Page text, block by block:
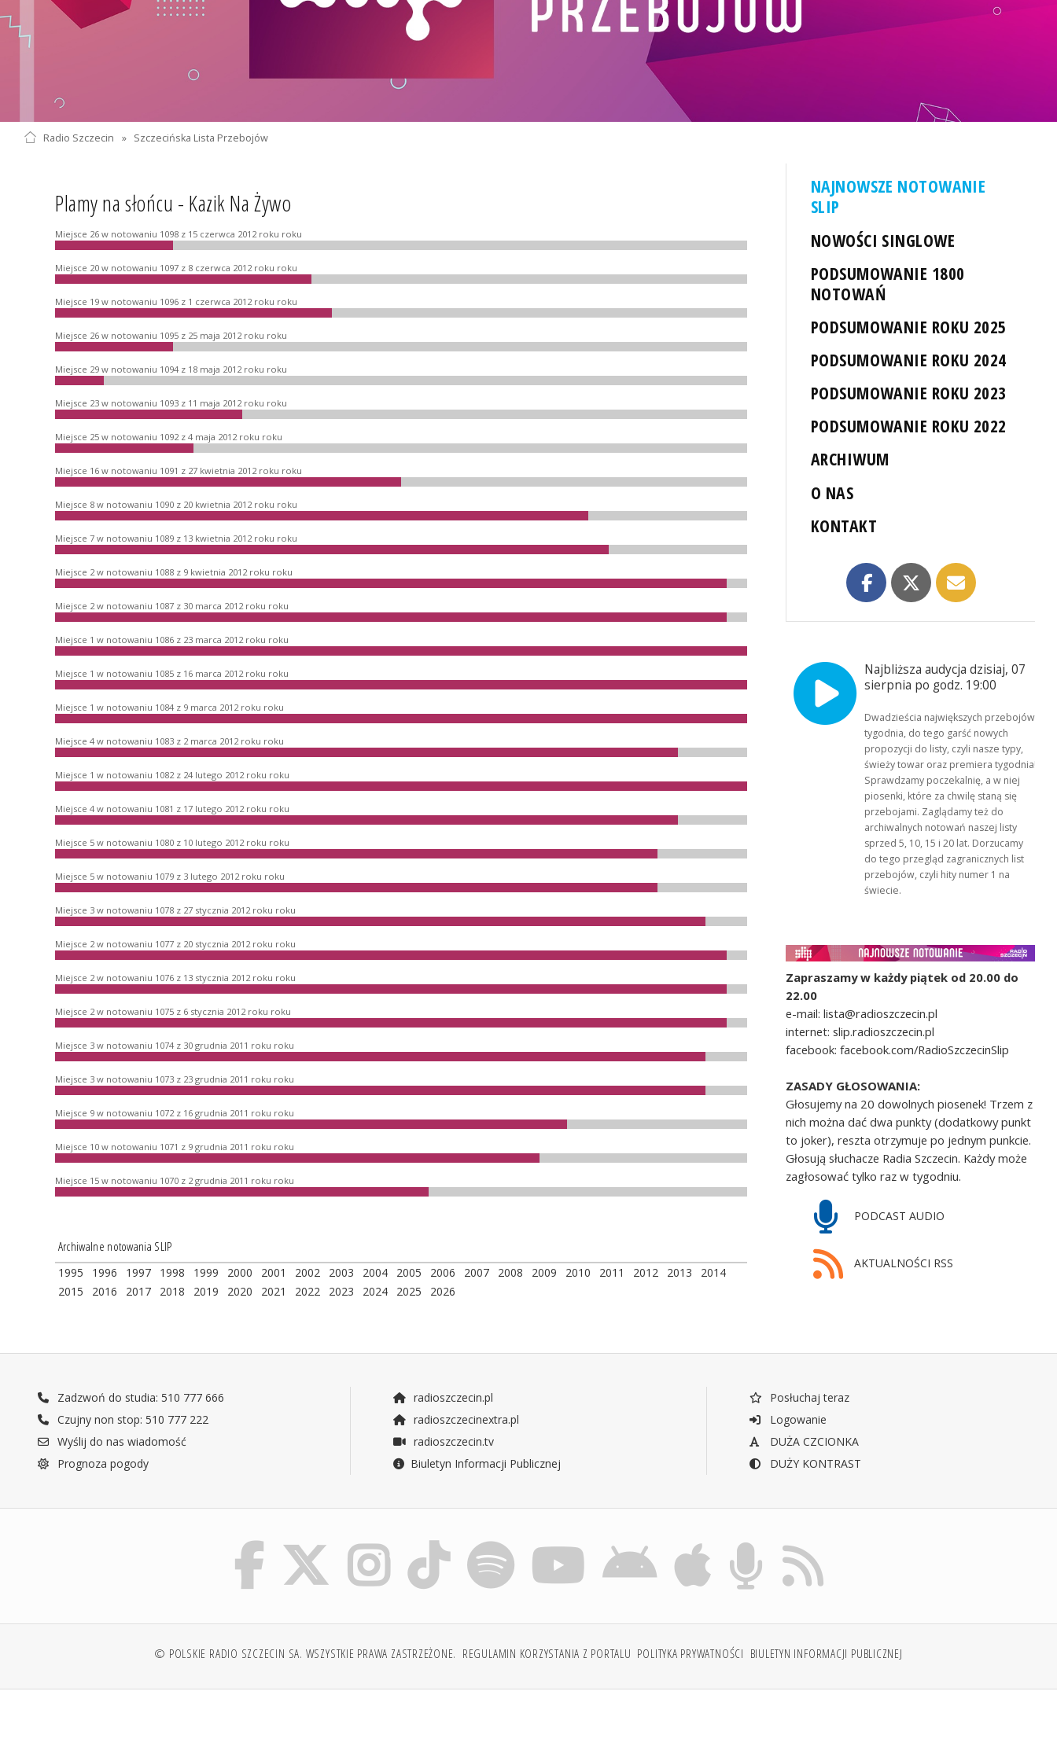
Radio Szczecin » Szczecińska Lista Przebojów
Plamy na słońcu - Kazik Na Żywo
Miejsce 26 w notowaniu 1098 z 15 czerwca 2012 roku roku
Miejsce 20 w notowaniu 1097 z 8 czerwca 2012 roku roku
Miejsce 19 w notowaniu 1096 z 1 czerwca 2012 roku roku
Miejsce 26 w notowaniu 1095 z 25 maja 2012 roku roku
Miejsce 29 w notowaniu 1094 z 18 maja 2012 roku roku
Miejsce 23 w notowaniu 1093 z 11 maja 2012 roku roku
Miejsce 25 w notowaniu 1092 z 4 maja 2012 roku roku
Miejsce 16 w notowaniu 1091 z 27 kwietnia 2012 roku roku
Miejsce 8 w notowaniu 1090 z 20 kwietnia 2012 roku roku
Miejsce 7 w notowaniu 1089 z 13 kwietnia 2012 roku roku
Miejsce 2 w notowaniu 1088 z 9 kwietnia 2012 roku roku
Miejsce 2 w notowaniu 1087 z 30 marca 2012 roku roku
Miejsce 1 w notowaniu 1086 z 23 marca 2012 roku roku
Miejsce 1 w notowaniu 1085 z 16 marca 2012 roku roku
Miejsce 1 w notowaniu 1084 z 9 marca 2012 roku roku
Miejsce 4 w notowaniu 1083 z 2 marca 2012 roku roku
Miejsce 1 w notowaniu 1082 z 24 lutego 2012 roku roku
Miejsce 4 w notowaniu 1081 z 17 lutego 2012 roku roku
Miejsce 5 w notowaniu 1080 z 10 lutego 2012 roku roku
Miejsce 5 w notowaniu 1079 z 3 lutego 2012 roku roku
Miejsce 3 w notowaniu 1078 z 27 stycznia 2012 roku roku
Miejsce 2 w notowaniu 1077 z 20 stycznia 2012 roku roku
Miejsce 2 w notowaniu 1076 z 13 stycznia 2012 roku roku
Miejsce 2 w notowaniu 1075 z 6 stycznia 2012 roku roku
Miejsce 3 w notowaniu 1074 z 30 grudnia 2011 roku roku
Miejsce 3 w notowaniu 1073 z 23 grudnia 2011 roku roku
Miejsce 9 w notowaniu 1072 z 16 grudnia 2011 roku roku
Miejsce 10 w notowaniu 1071 z 9 grudnia 2011 roku roku
Miejsce 15 w notowaniu 1070 z 2 grudnia 2011 roku roku
Archiwalne notowania SLIP
1995 1996 1997 1998 1999 2000 2001 2002 2003 2004 2005 2006 2007 2008 2009 2010 2011 2012 2013
2014
2015
2016 2017 2018 2019 2020 2021 2022 2023 2024 2025 2026
NAJNOWSZE NOTOWANIE
SLIP
NOWOŚCI SINGLOWE
PODSUMOWANIE 1800
NOTOWAŃ
PODSUMOWANIE ROKU 2025
PODSUMOWANIE ROKU 2024
PODSUMOWANIE ROKU 2023
PODSUMOWANIE ROKU 2022
ARCHIWUM
O NAS
KONTAKT
Najbliższa audycja dzisiaj, 07
sierpnia po godz. 19:00
Dwadzieścia największych przebojów
tygodnia, do tego garść nowych
propozycji do listy, czyli nasze typy,
świeży towar oraz premiera tygodnia!
Sprawdzamy poczekalnię, a w niej
piosenki, które za chwilę staną się
przebojami. Zaglądamy też do
archiwalnych notowań naszej listy
sprzed 5, 10, 15 i 20 lat. Dorzucamy
do tego przegląd zagranicznych list
przebojów, czyli hity numer 1 na
świecie.
Zapraszamy w każdy piątek od 20.00 do
22.00
e-mail: lista@radioszczecin.pl
internet: slip.radioszczecin.pl
facebook: facebook.com/RadioSzczecinSlip
ZASADY GŁOSOWANIA:
Głosujemy na 20 dowolnych piosenek! Trzem z
nich można dać dwa punkty (dodatkowy punkt
to joker), reszta otrzymuje po jednym punkcie.
Głosują słuchacze Radia Szczecin. Każdy może
zagłosować tylko raz w tygodniu.
PODCAST AUDIO
AKTUALNOŚCI RSS
Zadzwoń do studia: 510 777 666
Czujny non stop: 510 777 222
Wyślij do nas wiadomość
Prognoza pogody
radioszczecin.pl
radioszczecinextra.pl
radioszczecin.tv
Biuletyn Informacji Publicznej
Posłuchaj teraz
Logowanie
DUŻA CZCIONKA
DUŻY KONTRAST
© POLSKIE RADIO SZCZECIN SA. WSZYSTKIE PRAWA ZASTRZEŻONE. REGULAMIN KORZYSTANIA Z PORTALU POLITYKA PRYWATNOŚCI BIULETYN INFORMACJI PUBLICZNEJ